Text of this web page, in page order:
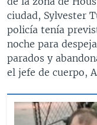
NOTA ECONÓMICA
ENTRETENIMIENTO
ciudad, Sylvester
policía tenía
noche para
parados y
el jefe de cuerpo,